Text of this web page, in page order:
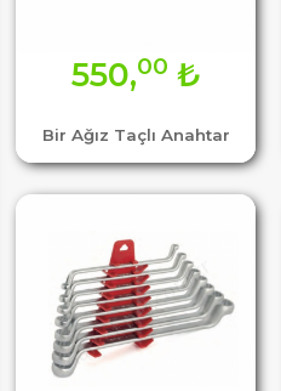
Bir Ağız Taçlı Anahtar
550,00 ₺